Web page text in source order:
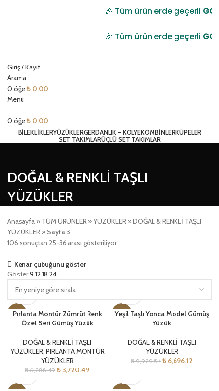
🎉 Tüm ürünlerde geçerli
🎉 Tüm ürünlerde geçerli
Giriş / Kayıt
Arama
0 öğe₺ 0.00
Menü
0 öğe₺ 0.00
BİLEKLİKLERYÜZÜKLERGERDANLIK – KOLYEKOMBİNLERKÜPELER
SET TAKIMLARÜÇLÜ SET TAKIMLAR
DOĞAL & RENKLİ TAŞLI
YÜZÜKLER
Anasayfa » TÜM ÜRÜNLER »YÜZÜKLER »DOĞAL & RENKLİ TAŞLI
YÜZÜKLER » Sayfa 3
106 sonuçtan 25-36 arası gösteriliyor
Kenar çubuğunu göster
Göster9 1218 24
-41%
Pırlanta Montür Zümrüt Renk
Özel Seri Gümüş Yüzük
DOĞAL & RENKLİ TAŞLI
YÜZÜKLER, PIRLANTA MONTÜR
YÜZÜKLER
₺6,288.49 ₺ 3,720.49
-33%
Yeşil Taşlı Yonca Model Gümüş
Yüzük
DOĞAL & RENKLİ TAŞLI
YÜZÜKLER
₺9,929.54 ₺ 6,696.12